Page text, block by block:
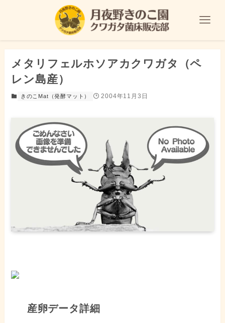
メタリフェルホソアカクワガタ（ペ
レン島産）
きのこMat（発酵マット） 2004年11月3日
産卵データ詳細